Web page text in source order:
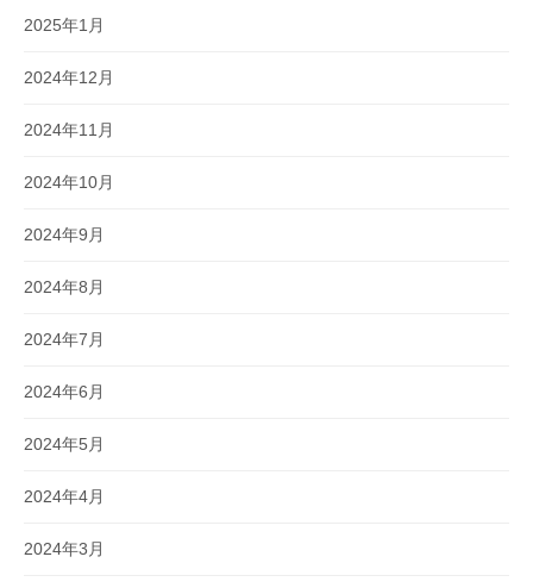
2025年1月
2024年12月
2024年11月
2024年10月
2024年9月
2024年8月
2024年7月
2024年6月
2024年5月
2024年4月
2024年3月